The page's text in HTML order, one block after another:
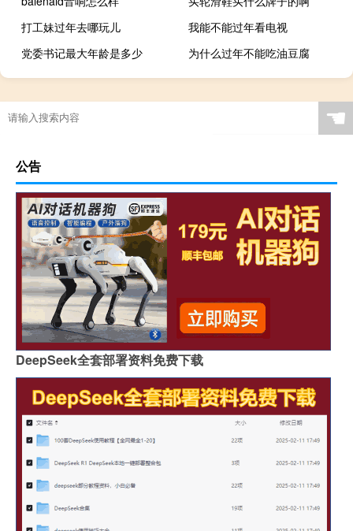
打工妹过年去哪玩儿
我能不能过年看电视
党委书记最大年龄是多少
为什么过年不能吃油豆腐
☚
公告
DeepSeek全套部署资料免费下载